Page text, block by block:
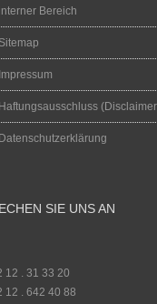
interner Bereich
Sitemap
Impressum
Haftungsausschluss
Datenschutzerklärung
SIE UNS AN
12 . 31 33 20
12 . 642 40 88